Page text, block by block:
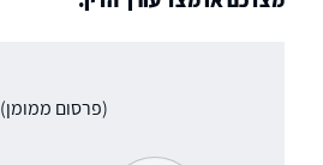
(פרסום ממומן)